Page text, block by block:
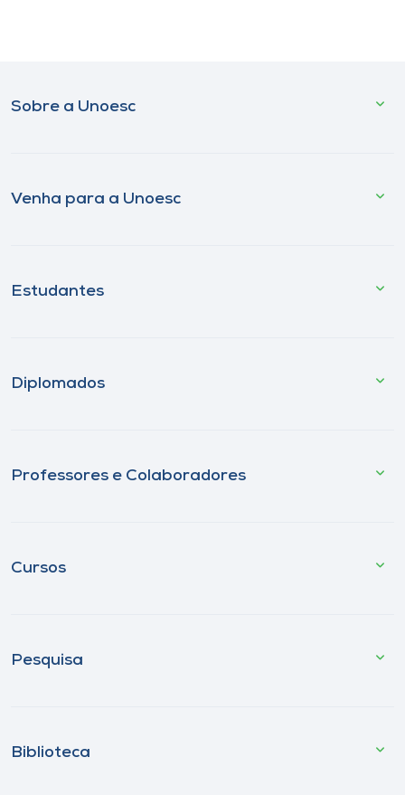
Sobre a Unoesc
Venha para a Unoesc
Estudantes
Diplomados
Professores e Colaboradores
Cursos
Pesquisa
Biblioteca